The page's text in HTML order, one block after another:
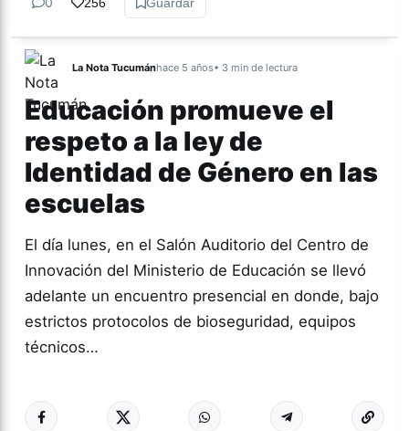
La Nota Tucumánhace 5 años• 3 min de lectura
Educación promueve el
respeto a la ley de
Identidad de Género en las
escuelas
El día lunes, en el Salón Auditorio del Centro de
Innovación del Ministerio de Educación se llevó
adelante un encuentro presencial en donde, bajo
estrictos protocolos de bioseguridad, equipos
técnicos…
GÉNERO Y
DIVERSIDAD
Más